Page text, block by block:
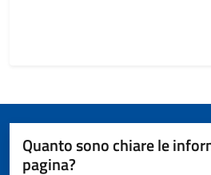
Quanto sono chiare le
pagina?